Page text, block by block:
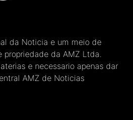
da Noticia e um meio de
propriedade da AMZ Ltda.
e necessario apenas dar
AMZ de Noticias